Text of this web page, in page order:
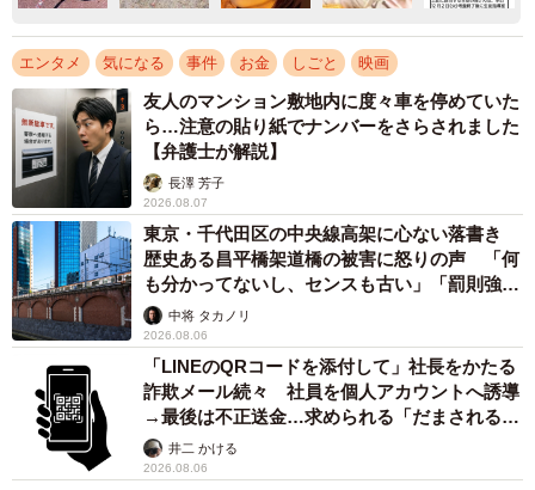
エンタメ 気になる 事件 お金 しごと 映画
友人のマンション敷地内に度々車を停めていた
ら…注意の貼り紙でナンバーをさらされました
【弁護士が解説】
長澤 芳子
2026.08.07
東京・千代田区の中央線高架に心ない落書き
歴史ある昌平橋架道橋の被害に怒りの声 「何
も分かってないし、センスも古い」「罰則強化
して」中将 タカノリ
2026.08.06
「LINEのQRコードを添付して」社長をかたる
詐欺メール続々 社員を個人アカウントへ誘導
→最後は不正送金…求められる「だまされる前
提」の対策
井二 かける
2026.08.06